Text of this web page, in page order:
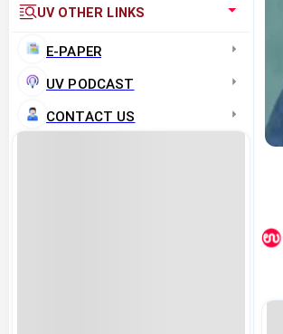
UV OTHER LINKS
E-PAPER
UV PODCAST
CONTACT US